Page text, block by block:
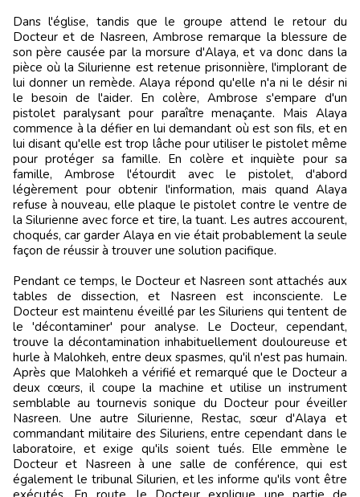
Dans l'église, tandis que le groupe attend le retour du
Docteur et de Nasreen, Ambrose remarque la blessure de
son père causée par la morsure d'Alaya, et va donc dans la
pièce où la Silurienne est retenue prisonnière, l'implorant de
lui donner un remède. Alaya répond qu'elle n'a ni le désir ni
le besoin de l'aider. En colère, Ambrose s'empare d'un
pistolet paralysant pour paraître menaçante. Mais Alaya
commence à la défier en lui demandant où est son fils, et en
lui disant qu'elle est trop lâche pour utiliser le pistolet même
pour protéger sa famille. En colère et inquiète pour sa
famille, Ambrose l'étourdit avec le pistolet, d'abord
légèrement pour obtenir l'information, mais quand Alaya
refuse à nouveau, elle plaque le pistolet contre le ventre de
la Silurienne avec force et tire, la tuant. Les autres accourent,
choqués, car garder Alaya en vie était probablement la seule
façon de réussir à trouver une solution pacifique.
Pendant ce temps, le Docteur et Nasreen sont attachés aux
tables de dissection, et Nasreen est inconsciente. Le
Docteur est maintenu éveillé par les Siluriens qui tentent de
le 'décontaminer' pour analyse. Le Docteur, cependant,
trouve la décontamination inhabituellement douloureuse et
hurle à Malohkeh, entre deux spasmes, qu'il n'est pas humain.
Après que Malohkeh a vérifié et remarqué que le Docteur a
deux cœurs, il coupe la machine et utilise un instrument
semblable au tournevis sonique du Docteur pour éveiller
Nasreen. Une autre Silurienne, Restac, sœur d'Alaya et
commandant militaire des Siluriens, entre cependant dans le
laboratoire, et exige qu'ils soient tués. Elle emmène le
Docteur et Nasreen à une salle de conférence, qui est
également le tribunal Silurien, et les informe qu'ils vont être